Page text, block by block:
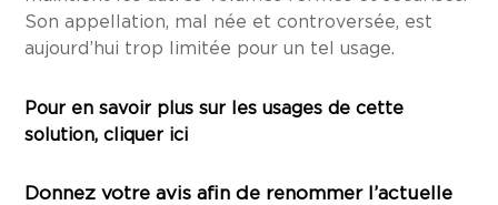
Son appellation, mal née et controversée, est
aujourd’hui trop limitée pour un tel usage.
Pour en savoir plus sur les usages de cette
solution, cliquer ici
Donnez votre avis afin de renommer l’actuelle